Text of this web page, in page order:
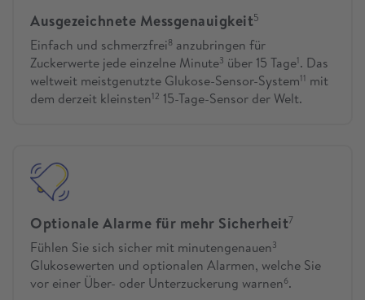
Ausgezeichnete Messgenauigkeit5
Einfach und schmerzfrei8 anzubringen für
Zuckerwerte jede einzelne Minute3 über 15 Tage1. Das
weltweit meistgenutzte Glukose-Sensor-System11 mit
dem derzeit kleinsten12 15-Tage-Sensor der Welt.
Optionale Alarme für mehr Sicherheit7
Fühlen Sie sich sicher mit minutengenauen3
Glukosewerten und optionalen Alarmen, welche Sie
vor einer Über- oder Unterzuckerung warnen6.